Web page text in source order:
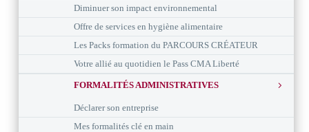
Diminuer son impact environnemental
Offre de services en hygiène alimentaire
Les Packs formation du PARCOURS CRÉATEUR
Votre allié au quotidien le Pass CMA Liberté
FORMALITÉS ADMINISTRATIVES
Déclarer son entreprise
Mes formalités clé en main